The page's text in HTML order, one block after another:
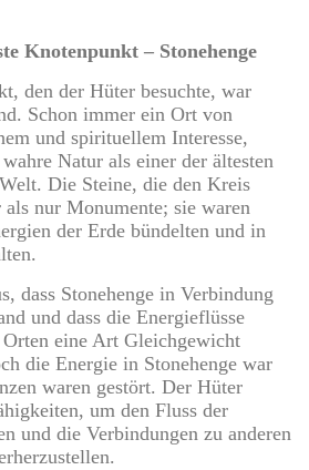
Knotenpunkt – Stonehenge
den der Hüter besuchte, war
Schon immer ein Ort von
und spirituellem Interesse,
Natur als einer der ältesten
Die Steine, die den Kreis
nur Monumente; sie waren
der Erde bündelten und in
dass Stonehenge in Verbindung
und dass die Energieflüsse
eine Art Gleichgewicht
die Energie in Stonehenge war
waren gestört. Der Hüter
um den Fluss der
und die Verbindungen zu anderen